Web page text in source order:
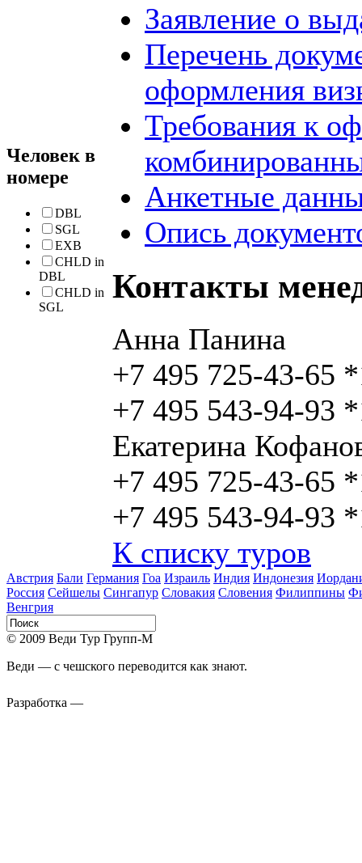
Человек в
номере
DBL
SGL
EXB
CHLD in
DBL
CHLD in
SGL
Заявление о
Перечень
оформления
Требования к
Анкетные
Опись
Контакты
Анна Панина
+7 495 725-43-65
+7 495 543-94-93
Екатерина
+7 495 725-43-65
+7 495 543-94-93
К списку туров
Австрия Бали Германия Гоа Израиль Индия Индонезия
Россия Сейшелы Сингапур Словакия Словения Филиппины
Венгрия
© 2009 Веди Тур Групп-М
Веди — с чешского переводится как знают.
Разработка —